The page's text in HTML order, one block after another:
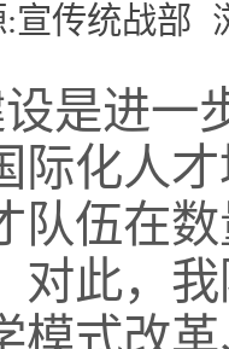
宣传统战部
设是进
际化人
队伍在
对此，